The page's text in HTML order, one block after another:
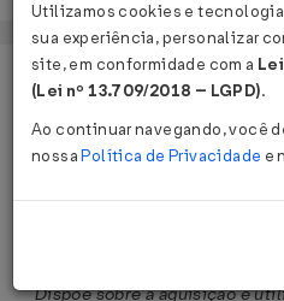
Página Inicial Legislações
Decreto Nº 2809
Publicado no
Dispõe sobre a aquisição e
Utilizamos cookies e
sua experiência, personalizar
site, em conformidade com a
(Lei nº 13.709/2018 – LGPD).
Ao continuar navegando, você
nossaPolítica de Privacidade e